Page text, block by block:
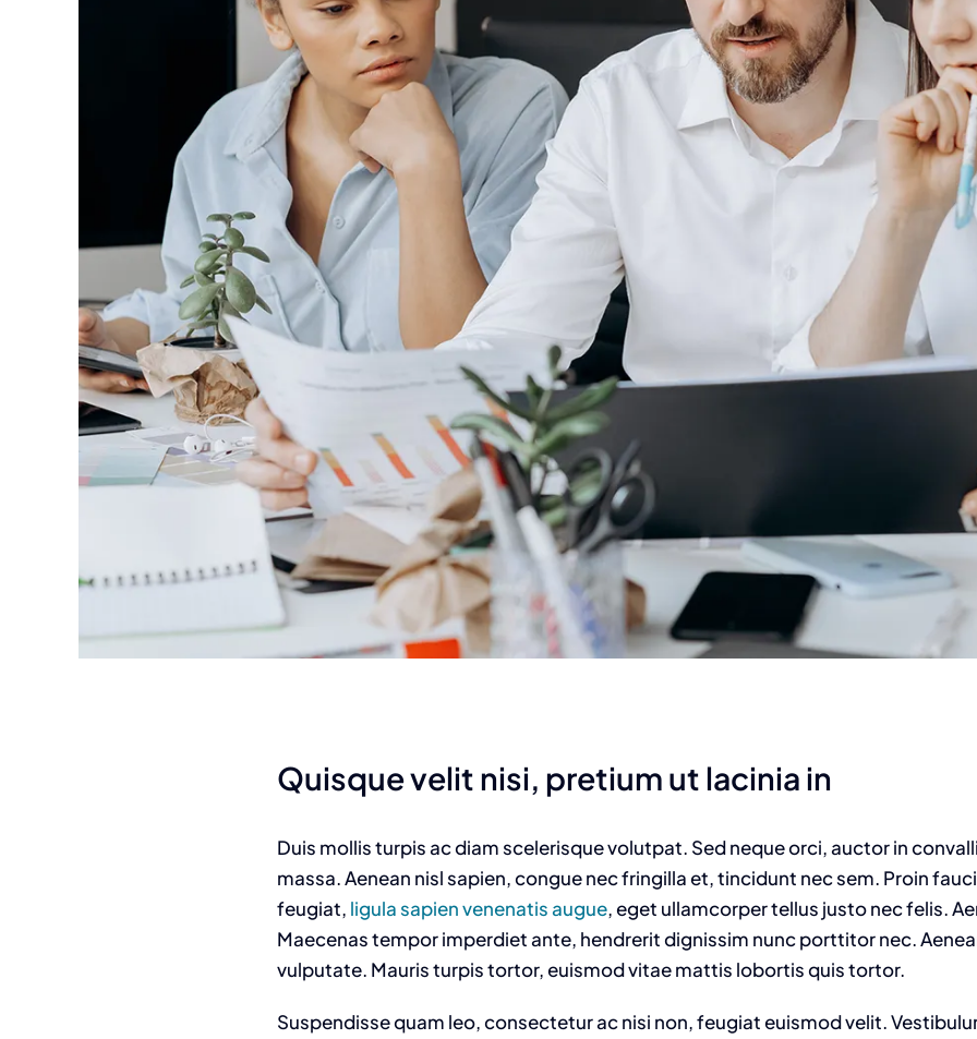
Quisque velit nisi, pretium ut lacinia in
Duis mollis turpis ac diam scelerisque volutpat. Sed neque orci, auctor in
massa. Aenean nisl sapien, congue nec fringilla et, tincidunt nec sem. Proin
feugiat, ligula sapien venenatis augue, eget ullamcorper tellus justo nec felis.
Maecenas tempor imperdiet ante, hendrerit dignissim nunc porttitor nec.
vulputate. Mauris turpis tortor, euismod vitae mattis lobortis quis tortor.
Suspendisse quam leo, consectetur ac nisi non, feugiat euismod velit.